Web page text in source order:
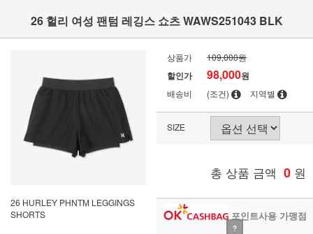
26 헐리 여성 팬텀 레깅스 쇼츠 WAWS251043 BLK
26 HURLEY PHNTM LEGGINGS
SHORTS
상품가 109,000원
할인가 98,000원
배송비 (조건) 지역별
SIZE
총 상품 금액 0 원
포인트사용 가맹점
?